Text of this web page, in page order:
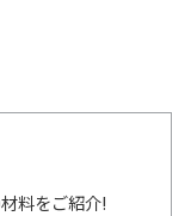
料をご紹介!